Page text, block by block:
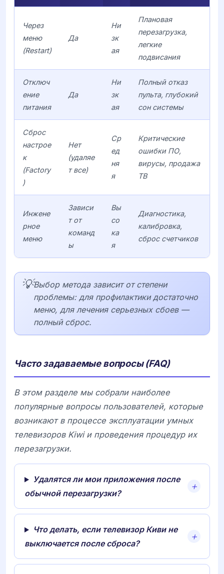
Через
меню
(Restart)
Да
Ни
зк
ая
Плановая
перезагрузка,
легкие
подвисания
Отключ
ение
питания
Да
Ни
зк
ая
Полный отказ
пульта, глубокий
сон системы
Сброс
настрое
к
(Factory
)
Нет
(удаляе
т все)
Ср
ед
ня
я
Критические
ошибки ПО,
вирусы, продажа
ТВ
Инжене
рное
меню
Зависи
т от
команд
ы
Вы
со
ка
я
Диагностика,
калибровка,
сброс счетчиков
💡Выбор метода зависит от степени
проблемы: для профилактики достаточно
меню, для лечения серьезных сбоев —
полный сброс.
Часто задаваемые вопросы (FAQ)
В этом разделе мы собрали наиболее
популярные вопросы пользователей, которые
возникают в процессе эксплуатации умных
телевизоров Kiwiи проведения процедур их
перезагрузки.
Удалятся ли мои приложения после
обычной перезагрузки?
Что делать, если телевизор Киви не
выключается после сброса?